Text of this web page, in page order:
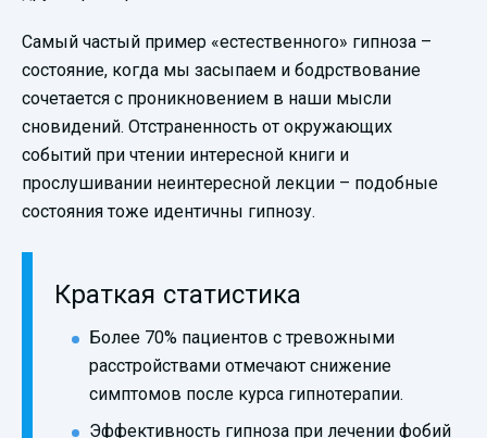
Самый частый пример «естественного» гипноза –
состояние, когда мы засыпаем и бодрствование
сочетается с проникновением в наши мысли
сновидений. Отстраненность от окружающих
событий при чтении интересной книги и
прослушивании неинтересной лекции – подобные
состояния тоже идентичны гипнозу.
Краткая статистика
Более 70% пациентов с тревожными
расстройствами отмечают снижение
симптомов после курса гипнотерапии.
Эффективность гипноза при лечении фобий